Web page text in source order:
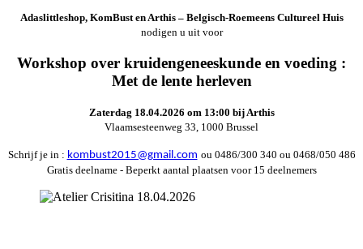
Adaslittleshop, KomBust en Arthis – Belgisch-Roemeens Cultureel Huis
nodigen u uit voor
Workshop over kruidengeneeskunde en voeding :
Met de lente herleven
Zaterdag 18.04.2026 om 13:00 bij Arthis
Vlaamsesteenweg 33, 1000 Brussel
Schrijf je in : kombust2015@gmail.com ou 0486/300 340 ou 0468/050 486
Gratis deelname - Beperkt aantal plaatsen voor 15 deelnemers